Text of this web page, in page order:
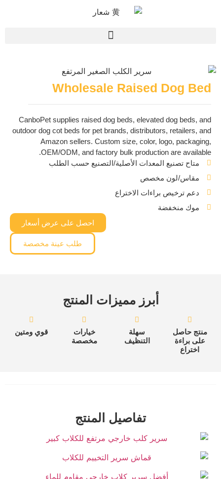
Wholesale Raised Dog Bed
CanboPet supplies raised dog beds, elevated dog beds, and
outdoor dog cot beds for pet brands, distributors, retailers, and
Amazon sellers. Custom size, color, logo, packaging,
OEM/ODM, and factory bulk production are available.
متاح تصنيع المعدات الأصلية/التصنيع حسب الطلب
مقاس/لون مخصص
دعم ترخيص براءات الاختراع
موك منخفضة
احصل على عرض أسعار
طلب عينة مخصصة
أبرز مميزات المنتج
منتج حاصل
على براءة
اختراع
سهلة
التنظيف
خيارات
مخصصة
قوي ومتين
تفاصيل المنتج